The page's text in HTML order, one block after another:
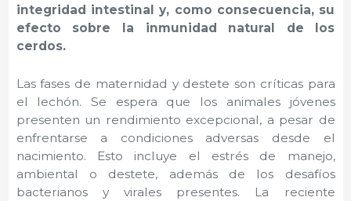
integridad intestinal y, como consecuencia, su
efecto sobre la inmunidad natural de los
cerdos.
Las fases de maternidad y destete son críticas para
el lechón. Se espera que los animales jóvenes
presenten un rendimiento excepcional, a pesar de
enfrentarse a condiciones adversas desde el
nacimiento. Esto incluye el estrés de manejo,
ambiental o destete, además de los desafíos
bacterianos y virales presentes. La reciente